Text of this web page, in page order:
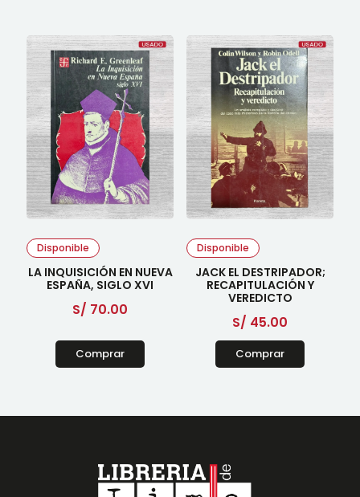
Disponible
LA INQUISICIÓN EN NUEVA
ESPAÑA, SIGLO XVI
S/ 70.00
Comprar
Disponible
JACK EL DESTRIPADOR;
RECAPITULACIÓN Y
VEREDICTO
S/ 45.00
Comprar